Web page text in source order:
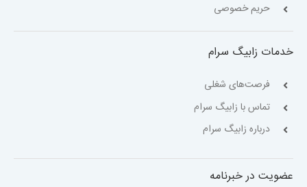
حریم خصوصی
خدمات زابیگ سرام
فرصت‌های شغلی
تماس با زابیگ سرام
درباره زابیگ سرام
عضویت در خبرنامه